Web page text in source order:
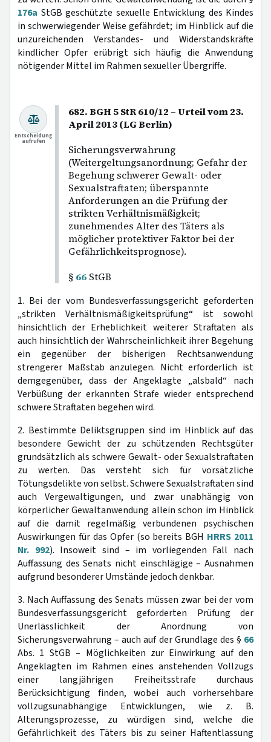
176a StGB geschützte sexuelle Entwicklung des Kindes
in schwerwiegender Weise gefährdet; im Hinblick auf die
unzureichenden Verstandes- und Widerstandskräfte
kindlicher Opfer erübrigt sich häufig die Anwendung
nötigender Mittel im Rahmen sexueller Übergriffe.
682. BGH 5 StR 610/12 – Urteil vom 23.
April 2013 (LG Berlin)
Sicherungsverwahrung
(Weitergeltungsanordnung; Gefahr der
Begehung schwerer Gewalt- oder
Sexualstraftaten; überspannte
Anforderungen an die Prüfung der
strikten Verhältnismäßigkeit;
zunehmendes Alter des Täters als
möglicher protektiver Faktor bei der
Gefährlichkeitsprognose).
§ 66 StGB
Entscheidung
aufrufen
1. Bei der vom Bundesverfassungsgericht geforderten
„strikten Verhältnismäßigkeitsprüfung“ ist sowohl
hinsichtlich der Erheblichkeit weiterer Straftaten als
auch hinsichtlich der Wahrscheinlichkeit ihrer Begehung
ein gegenüber der bisherigen Rechtsanwendung
strengerer Maßstab anzulegen. Nicht erforderlich ist
demgegenüber, dass der Angeklagte „alsbald“ nach
Verbüßung der erkannten Strafe wieder entsprechend
schwere Straftaten begehen wird.
2. Bestimmte Deliktsgruppen sind im Hinblick auf das
besondere Gewicht der zu schützenden Rechtsgüter
grundsätzlich als schwere Gewalt- oder Sexualstraftaten
zu werten. Das versteht sich für vorsätzliche
Tötungsdelikte von selbst. Schwere Sexualstraftaten sind
auch Vergewaltigungen, und zwar unabhängig von
körperlicher Gewaltanwendung allein schon im Hinblick
auf die damit regelmäßig verbundenen psychischen
Auswirkungen für das Opfer (so bereits BGH HRRS 2011
Nr. 992). Insoweit sind – im vorliegenden Fall nach
Auffassung des Senats nicht einschlägige – Ausnahmen
aufgrund besonderer Umstände jedoch denkbar.
3. Nach Auffassung des Senats müssen zwar bei der vom
Bundesverfassungsgericht geforderten Prüfung der
Unerlässlichkeit der Anordnung von
Sicherungsverwahrung – auch auf der Grundlage des § 66
Abs. 1 StGB – Möglichkeiten zur Einwirkung auf den
Angeklagten im Rahmen eines anstehenden Vollzugs
einer langjährigen Freiheitsstrafe durchaus
Berücksichtigung finden, wobei auch vorhersehbare
vollzugsunabhängige Entwicklungen, wie z. B.
Alterungsprozesse, zu würdigen sind, welche die
Gefährlichkeit des Täters bis zu seiner Haftentlassung